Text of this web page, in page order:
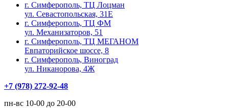
г. Симферополь, ТЦ Лоцман
ул. Севастопольская, 31Е
г. Симферополь, ТЦ ФМ
ул. Механизаторов, 51
г. Симферополь, ТЦ МЕГАНОМ
Евпаторийское шоссе, 8
г. Симферополь, Виноград
ул. Никанорова, 4Ж
+7 (978) 272-92-48
пн-вс 10-00 до 20-00